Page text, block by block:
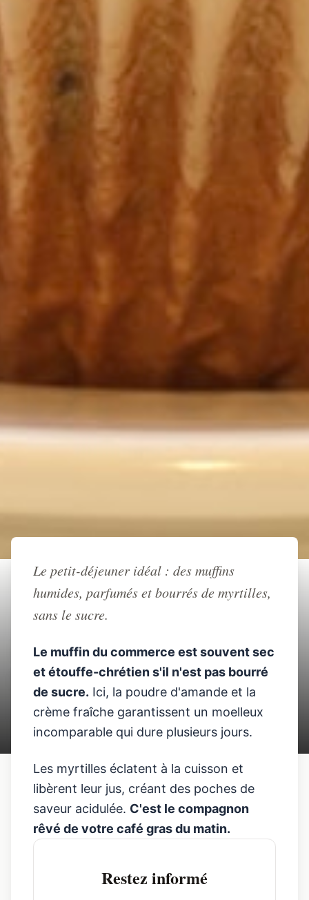
Retour à l'accueil
RECETTE
RECETTE
PETIT-
Muffins keto aux myrtilles
moelleux
JB Keto 30 min
Le petit-déjeuner idéal : des muffins
humides, parfumés et bourrés de myrtilles,
sans le sucre.
Le muffin du commerce est souvent sec
et étouffe-chrétien s'il n'est pas bourré
de sucre. Ici, la poudre d'amande et la
crème fraîche garantissent un moelleux
incomparable qui dure plusieurs jours.
Les myrtilles éclatent à la cuisson et
libèrent leur jus, créant des poches de
saveur acidulée. C'est le compagnon
rêvé de votre café gras du matin.
Restez informé